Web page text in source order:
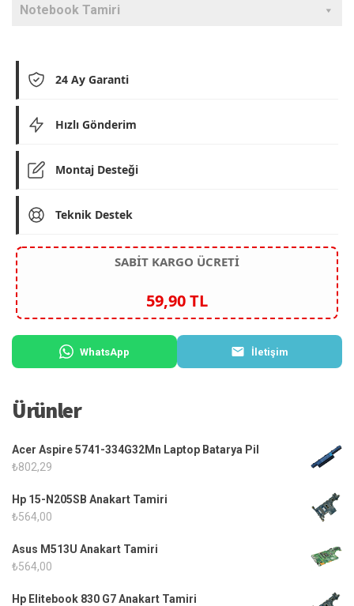
Notebook Tamiri
24 Ay Garanti
Hızlı Gönderim
Montaj Desteği
Teknik Destek
SABİT KARGO ÜCRETİ
59,90 TL
WhatsApp İletişim
Ürünler
Acer Aspire 5741-334G32Mn Laptop Batarya Pil
₺802,29
Hp 15-N205SB Anakart Tamiri
₺564,00
Asus M513U Anakart Tamiri
₺564,00
Hp Elitebook 830 G7 Anakart Tamiri